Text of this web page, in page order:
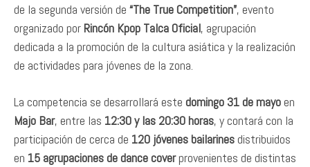
de la segunda versión de “The True Competition”, evento
organizado porRincón Kpop Talca Oficial, agrupación
dedicada a la promoción de la cultura asiática y la realización
de actividades para jóvenes de la zona.
La competencia se desarrollará este domingo 31 de mayoen
Majo Bar, entre las 12:30 y las 20:30 horas, y contará con la
participación de cerca de 120 jóvenes bailarinesdistribuidos
en 15 agrupaciones de dance coverprovenientes de distintas